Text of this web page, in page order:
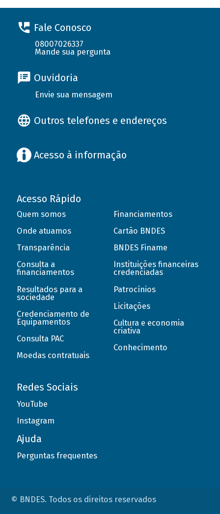
Fale Conosco
08007026337
Mande sua pergunta
Ouvidoria
Envie sua mensagem
Outros telefones e endereços
Acesso à informação
Acesso Rápido
Quem somos
Onde atuamos
Transparência
Consulta a
financiamentos
Resultados para a
sociedade
Credenciamento de
Equipamentos
Consulta PAC
Moedas contratuais
Financiamentos
Cartão BNDES
BNDES Finame
Instituições financeiras
credenciadas
Patrocínios
Licitações
Cultura e economia
criativa
Conhecimento
Redes Sociais
YouTube
Instagram
Ajuda
Perguntas frequentes
© BNDES. Todos os direitos reservados